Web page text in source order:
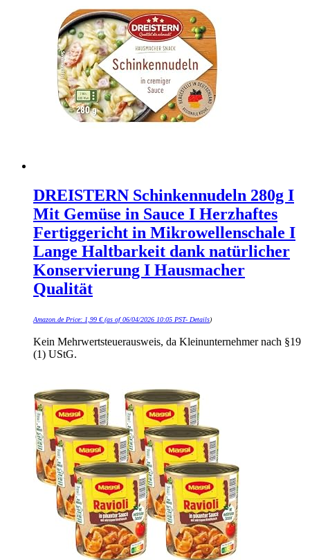
DREISTERN Schinkennudeln 280g I
Mit Gemüse in Sauce I Herzhaftes
Fertiggericht in Mikrowellenschale I
Lange Haltbarkeit dank natürlicher
Konservierung I Hausmacher
Qualität
Amazon.de Price: 1,99 €(as of 06/04/2026 10:05 PST- Details)
Kein Mehrwertsteuerausweis, da Kleinunternehmer nach §19
(1) UStG.